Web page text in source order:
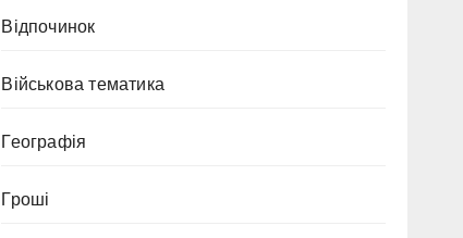
Відпочинок
Військова тематика
Географія
Гроші